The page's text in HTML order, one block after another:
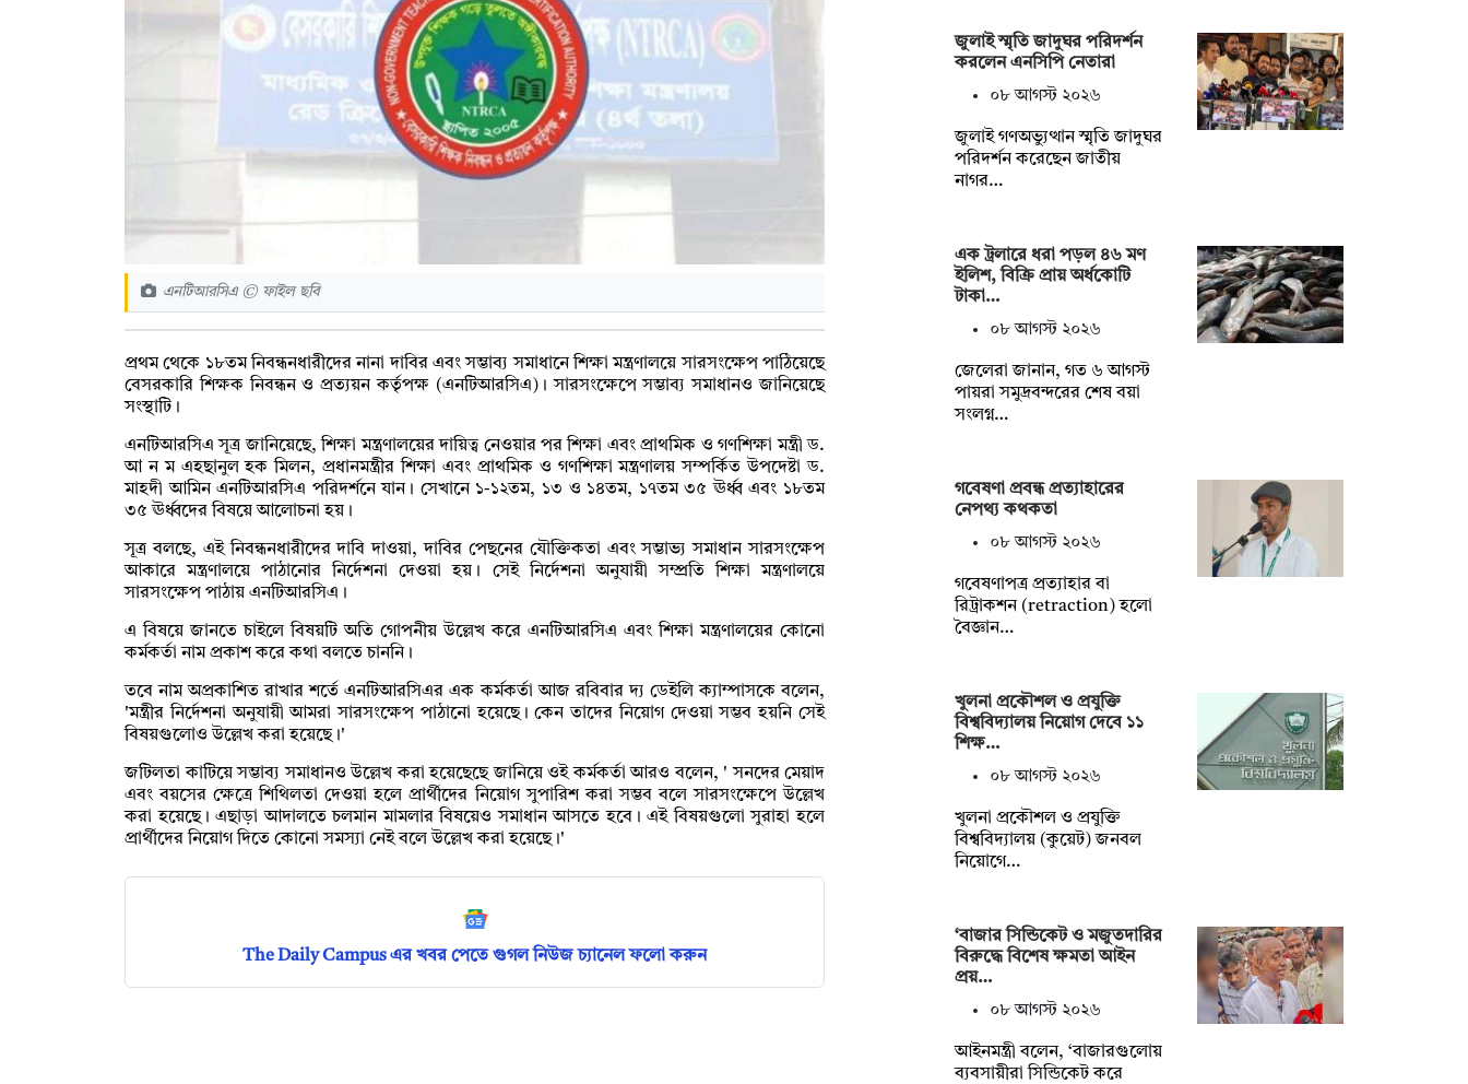
এনটিআরসিএ © ফাইল ছবি
প্রথম থেকে ১৮তম নিবন্ধনধারীদের নানা দাবির এবং সম্ভাব্য সমাধানে শিক্ষা মন্ত্রণালয়ে সারসংক্ষেপ পাঠিয়েছে
বেসরকারি শিক্ষক নিবন্ধন ও প্রত্যয়ন কর্তৃপক্ষ (এনটিআরসিএ)। সারসংক্ষেপে সম্ভাব্য সমাধানও জানিয়েছে
সংস্থাটি।
এনটিআরসিএ সূত্র জানিয়েছে, শিক্ষা মন্ত্রণালয়ের দায়িত্ব নেওয়ার পর শিক্ষা এবং প্রাথমিক ও গণশিক্ষা মন্ত্রী ড.
আ ন ম এহছানুল হক মিলন, প্রধানমন্ত্রীর শিক্ষা এবং প্রাথমিক ও গণশিক্ষা মন্ত্রণালয় সম্পর্কিত উপদেষ্টা ড.
মাহদী আমিন এনটিআরসিএ পরিদর্শনে যান। সেখানে ১-১২তম, ১৩ ও ১৪তম, ১৭তম ৩৫ ঊর্ধ্ব এবং ১৮তম
৩৫ ঊর্ধ্বদের বিষয়ে আলোচনা হয়।
সূত্র বলছে, এই নিবন্ধনধারীদের দাবি দাওয়া, দাবির পেছনের যৌক্তিকতা এবং সম্ভাভ্য সমাধান সারসংক্ষেপ
আকারে মন্ত্রণালয়ে পাঠানোর নির্দেশনা দেওয়া হয়। সেই নির্দেশনা অনুযায়ী সম্প্রতি শিক্ষা মন্ত্রণালয়ে
সারসংক্ষেপ পাঠায় এনটিআরসিএ।
এ বিষয়ে জানতে চাইলে বিষয়টি অতি গোপনীয় উল্লেখ করে এনটিআরসিএ এবং শিক্ষা মন্ত্রণালয়ের কোনো
কর্মকর্তা নাম প্রকাশ করে কথা বলতে চাননি।
তবে নাম অপ্রকাশিত রাখার শর্তে এনটিআরসিএর এক কর্মকর্তা আজ রবিবার দ্য ডেইলি ক্যাম্পাসকে বলেন,
'মন্ত্রীর নির্দেশনা অনুযায়ী আমরা সারসংক্ষেপ পাঠানো হয়েছে। কেন তাদের নিয়োগ দেওয়া সম্ভব হয়নি সেই
বিষয়গুলোও উল্লেখ করা হয়েছে।'
জটিলতা কাটিয়ে সম্ভাব্য সমাধানও উল্লেখ করা হয়েছেছে জানিয়ে ওই কর্মকর্তা আরও বলেন, ' সনদের মেয়াদ
এবং বয়সের ক্ষেত্রে শিথিলতা দেওয়া হলে প্রার্থীদের নিয়োগ সুপারিশ করা সম্ভব বলে সারসংক্ষেপে উল্লেখ
করা হয়েছে। এছাড়া আদালতে চলমান মামলার বিষয়েও সমাধান আসতে হবে। এই বিষয়গুলো সুরাহা হলে
প্রার্থীদের নিয়োগ দিতে কোনো সমস্যা নেই বলে উল্লেখ করা হয়েছে।'
The Daily Campus এর খবর পেতে গুগল নিউজ চ্যানেল ফলো করুন
জুলাই স্মৃতি জাদুঘর পরিদর্শন
করলেন এনসিপি নেতারা
০৮ আগস্ট ২০২৬
জুলাই গণঅভ্যুত্থান স্মৃতি জাদুঘর
পরিদর্শন করেছেন জাতীয়
নাগর…
এক ট্রলারে ধরা পড়ল ৪৬ মণ
ইলিশ, বিক্রি প্রায় অর্ধকোটি
টাকা…
০৮ আগস্ট ২০২৬
জেলেরা জানান, গত ৬ আগস্ট
পায়রা সমুদ্রবন্দরের শেষ বয়া
সংলগ্ন…
গবেষণা প্রবন্ধ প্রত্যাহারের
নেপথ্য কথকতা
০৮ আগস্ট ২০২৬
গবেষণাপত্র প্রত্যাহার বা
রিট্রাকশন (retraction) হলো
বৈজ্ঞান…
খুলনা প্রকৌশল ও প্রযুক্তি
বিশ্ববিদ্যালয় নিয়োগ দেবে ১১
শিক্ষ…
০৮ আগস্ট ২০২৬
খুলনা প্রকৌশল ও প্রযুক্তি
বিশ্ববিদ্যালয় (কুয়েট) জনবল
নিয়োগে…
‘বাজার সিন্ডিকেট ও মজুতদারির
বিরুদ্ধে বিশেষ ক্ষমতা আইন
প্রয়…
০৮ আগস্ট ২০২৬
আইনমন্ত্রী বলেন, ‘বাজারগুলোয়
ব্যবসায়ীরা সিন্ডিকেট করে